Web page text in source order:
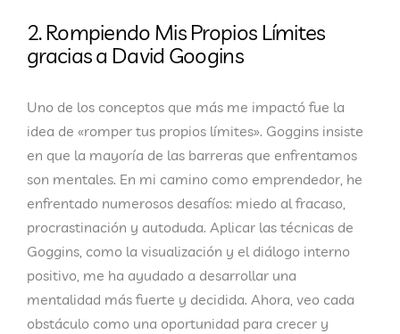
2. Rompiendo Mis Propios Límites
gracias a David Googins
Uno de los conceptos que más me impactó fue la
idea de «romper tus propios límites». Goggins insiste
en que la mayoría de las barreras que enfrentamos
son mentales. En mi camino como emprendedor, he
enfrentado numerosos desafíos: miedo al fracaso,
procrastinación y autoduda. Aplicar las técnicas de
Goggins, como la visualización y el diálogo interno
positivo, me ha ayudado a desarrollar una
mentalidad más fuerte y decidida. Ahora, veo cada
obstáculo como una oportunidad para crecer y